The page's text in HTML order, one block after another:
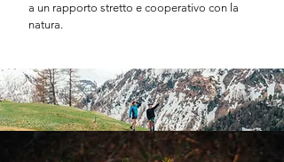
a un rapporto stretto e cooperativo con la
natura.